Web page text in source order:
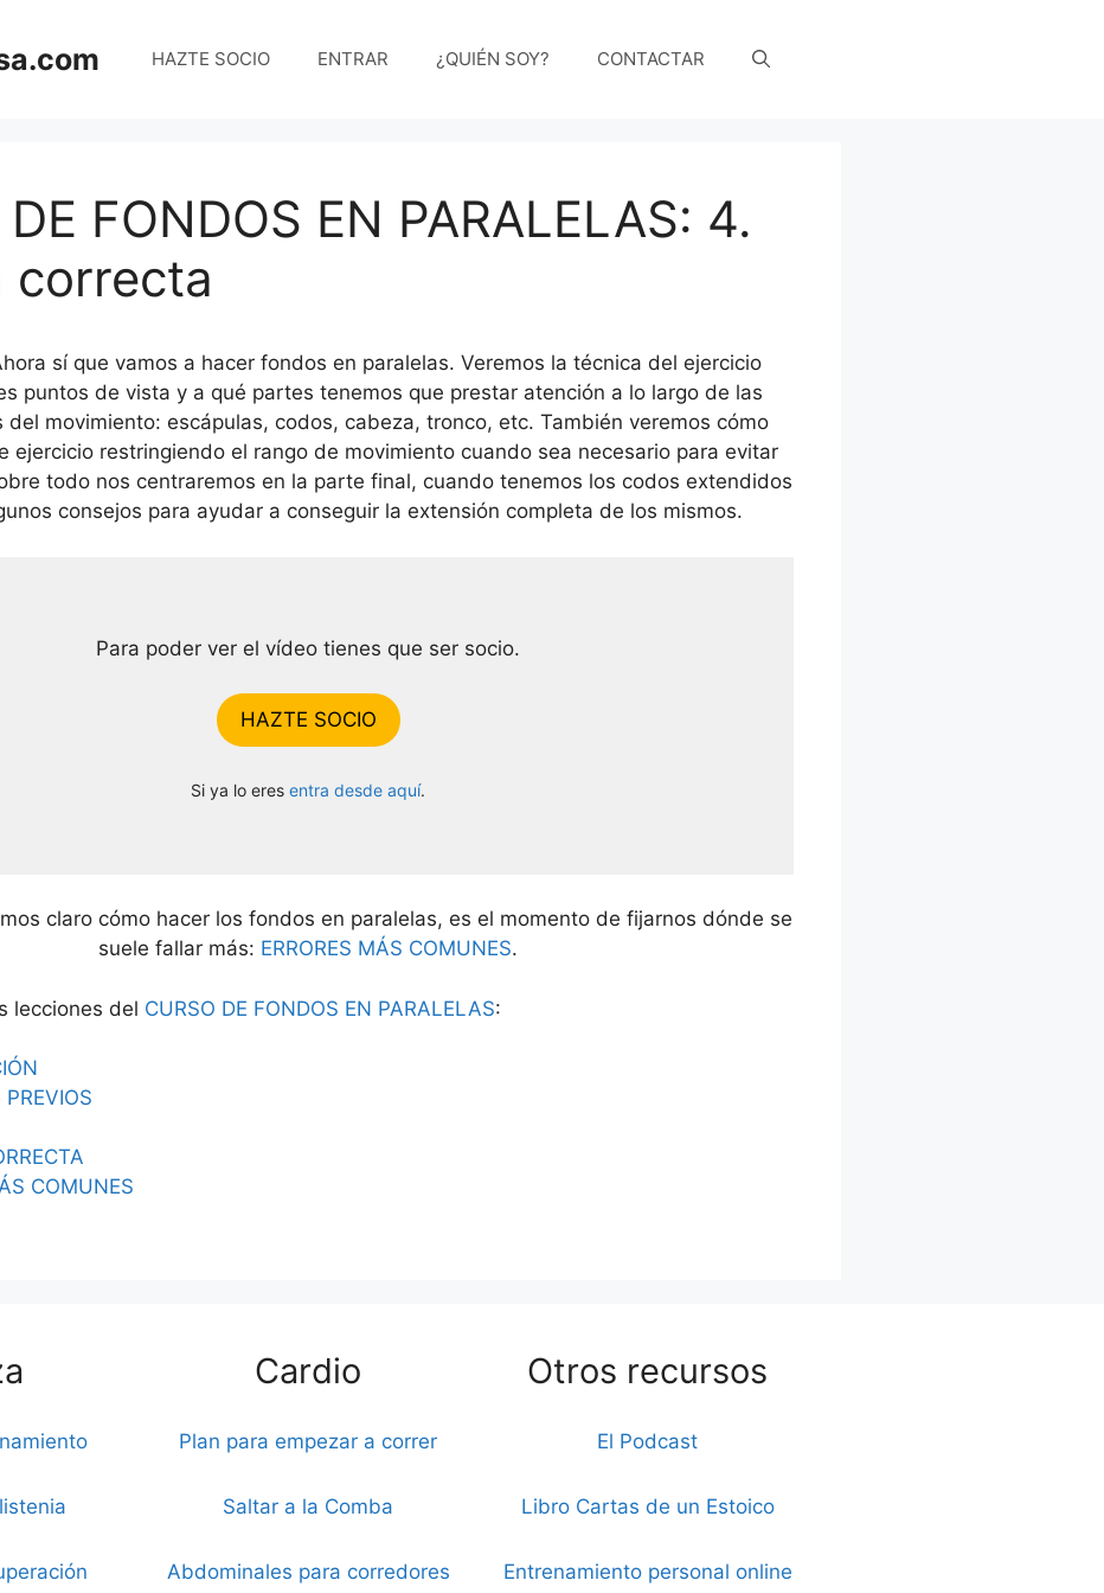
HAZTE SOCIO ENTRAR ¿QUIÉN SOY? CONTACTAR
FONDOS EN PARALELAS: 4.
correcta
sí que vamos a hacer fondos en paralelas. Veremos la técnica del ejercicio
puntos de vista y a qué partes tenemos que prestar atención a lo largo de las
del movimiento: escápulas, codos, cabeza, tronco, etc. También veremos cómo
ejercicio restringiendo el rango de movimiento cuando sea necesario para evitar
todo nos centraremos en la parte final, cuando tenemos los codos extendidos
consejos para ayudar a conseguir la extensión completa de los mismos.
Para poder ver el vídeo tienes que ser socio.
HAZTE SOCIO
Si ya lo eres entra desde aquí.
claro cómo hacer los fondos en paralelas, es el momento de fijarnos dónde se
suele fallar más: ERRORES MÁS COMUNES.
lecciones del CURSO DE FONDOS EN PARALELAS:
PREVIOS
COMUNES
Cardio
Plan para empezar a correr
Saltar a la Comba
Abdominales para corredores
Otros recursos
El Podcast
Libro Cartas de un Estoico
Entrenamiento personal online